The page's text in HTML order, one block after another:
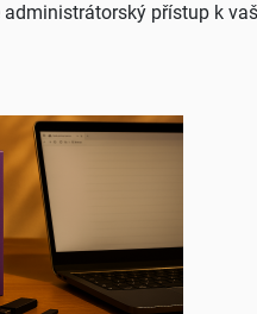
administrátorský přístup k